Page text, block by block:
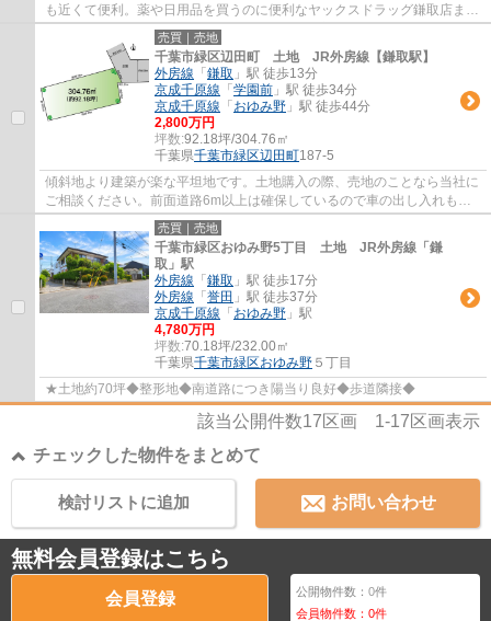
も近くて便利。薬や日用品を買うのに便利なヤックスドラッグ鎌取店まで
266mです。鎌取第3公園まで395mです。千葉市...
売買｜売地
千葉市緑区辺田町 土地 JR外房線【鎌取駅】
外房線 「 鎌取 」駅 徒歩13分
京成千原線 「 学園前 」駅 徒歩34分
京成千原線 「 おゆみ野 」駅 徒歩44分
2,800万円
坪数:92.18坪/304.76㎡
千葉県千葉市緑区辺田町187-5
傾斜地より建築が楽な平坦地です。土地購入の際、売地のことなら当社に
ご相談ください。前面道路6m以上は確保しているので車の出し入れもラ
クラクです。駅まで徒歩13分でアクセス可能...
売買｜売地
千葉市緑区おゆみ野5丁目 土地 JR外房線「鎌
取」駅
外房線 「 鎌取 」駅 徒歩17分
外房線 「 誉田 」駅 徒歩37分
京成千原線 「 おゆみ野 」駅
4,780万円
坪数:70.18坪/232.00㎡
千葉県千葉市緑区おゆみ野 ５丁目
★土地約70坪◆整形地◆南道路につき陽当り良好◆歩道隣接◆
該当公開件数17区画 1-17区画表示
チェックした物件をまとめて
お問い合わせ
検討リストに追加
無料会員登録はこちら
会員登録 公開物件数：0件
会員物件数：0件